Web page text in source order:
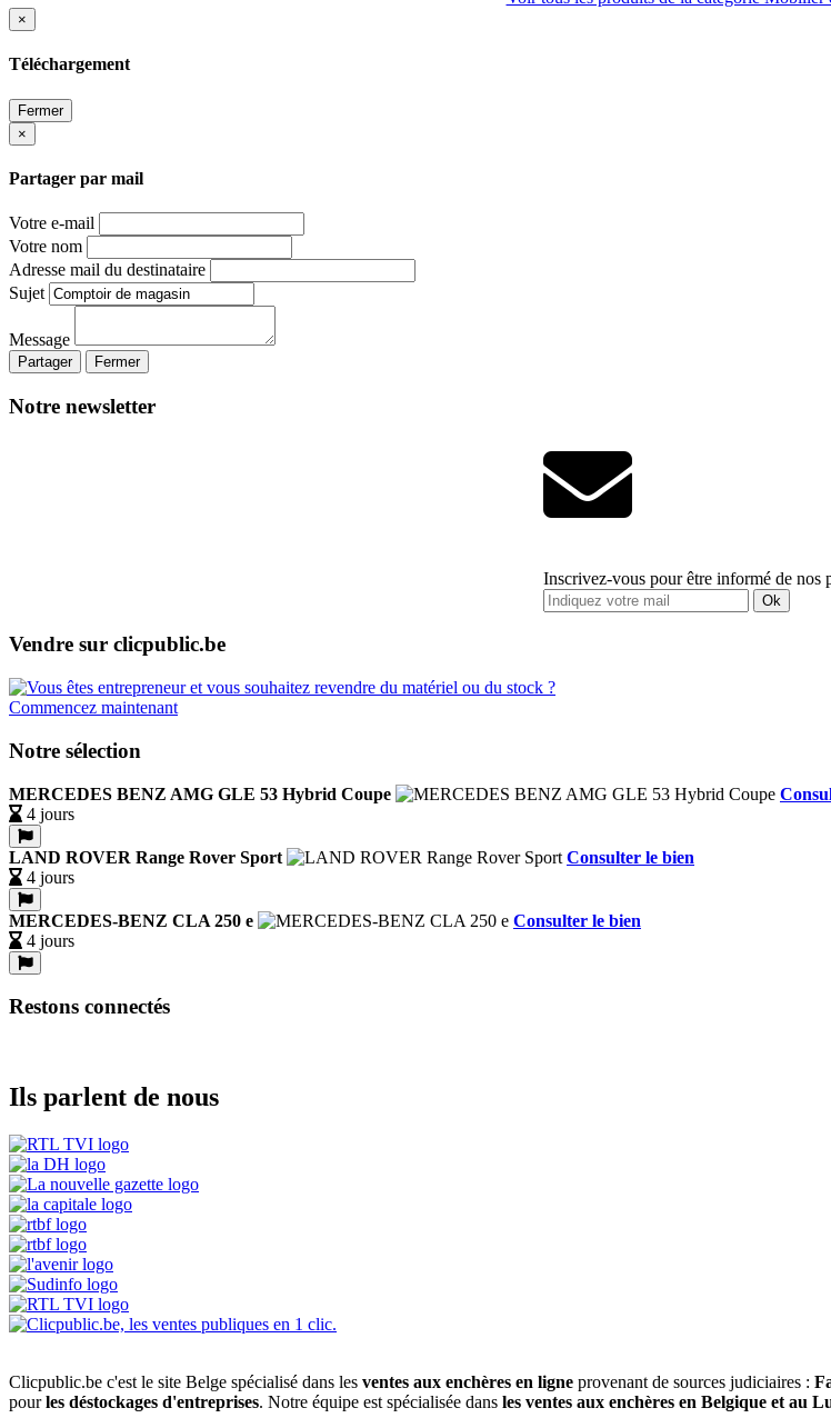
×
Téléchargement
Fermer
×
Partager par mail
Votre e-mail
Votre nom
Adresse mail du destinataire
Sujet
Message
Partager Fermer
Notre newsletter
Inscrivez-vous pour être informé de nos
Ok
Vendre sur clicpublic.be
Commencez maintenant
Notre sélection
MERCEDES BENZ AMG GLE 53 Hybrid Coupe
4 jours
LAND ROVER Range Rover Sport
Consulter le bien
4 jours
MERCEDES-BENZ CLA 250 e
Consulter le bien
4 jours
Restons connectés
Ils parlent de nous
Clicpublic.be c'est le site Belge spécialisé dans les ventes aux enchères en ligne provenant de sources judiciaires :
pourles déstockages d'entreprises. Notre équipe est spécialisée dans les ventes aux enchères en Belgique et au